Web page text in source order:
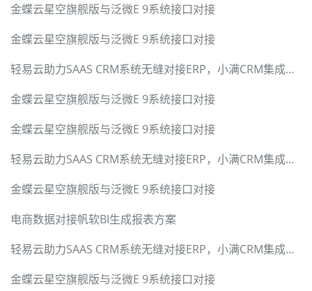
金蝶云星空旗舰版与泛微E 9系统接口对接
金蝶云星空旗舰版与泛微E 9系统接口对接
轻易云助力SAAS CRM系统无缝对接ERP，小满CRM集成标准套件
金蝶云星空旗舰版与泛微E 9系统接口对接
金蝶云星空旗舰版与泛微E 9系统接口对接
轻易云助力SAAS CRM系统无缝对接ERP，小满CRM集成标准套件
金蝶云星空旗舰版与泛微E 9系统接口对接
电商数据对接帆软BI生成报表方案
轻易云助力SAAS CRM系统无缝对接ERP，小满CRM集成标准套件
金蝶云星空旗舰版与泛微E 9系统接口对接